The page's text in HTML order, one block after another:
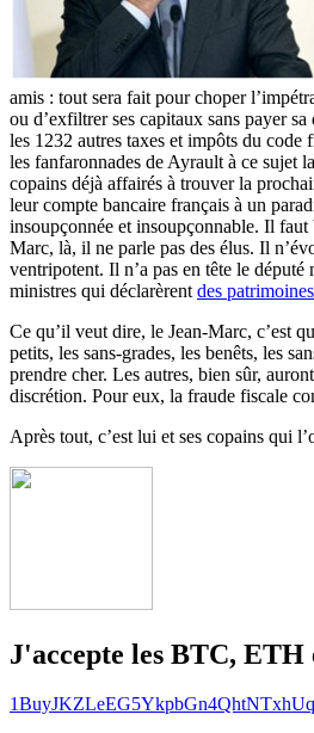
amis : tout sera fait pour choper
ou d’exfiltrer ses capitaux sans payer
les 1232 autres taxes et impôts du code
les fanfaronnades de Ayrault à ce sujet
copains déjà affairés à trouver la
leur compte bancaire français à un
insoupçonnée et insoupçonnable. Il faut
Marc, là, il ne parle pas des élus. Il
ventripotent. Il n’a pas en tête le député
ministres qui déclarèrent des
Ce qu’il veut dire, le Jean-Marc, c’est
petits, les sans-grades, les benêts, les
prendre cher. Les autres, bien sûr,
discrétion. Pour eux, la fraude fiscale
Après tout, c’est lui et ses copains qui
J'accepte les BTC, ETH